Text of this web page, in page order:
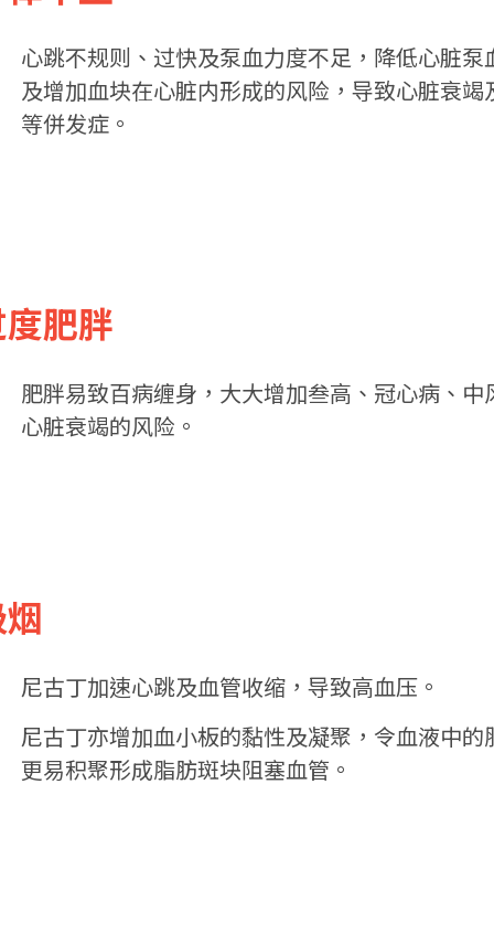
心跳不规则、过快及泵血力度不足，降低心脏泵
及增加血块在心脏内形成的风险，导致心脏衰竭
等併发症。
肥胖
肥胖易致百病缠身，大大增加叁高、冠心病、中
心脏衰竭的风险。
尼古丁加速心跳及血管收缩，导致高血压。
尼古丁亦增加血小板的黏性及凝聚，令血液中的
更易积聚形成脂肪斑块阻塞血管。